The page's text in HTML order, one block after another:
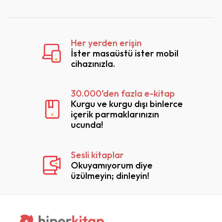
Her yerden erişin
İster masaüstü ister mobil
cihazınızla.
30.000’den fazla e-kitap
Kurgu ve kurgu dışı binlerce
içerik parmaklarınızın
ucunda!
Sesli kitaplar
Okuyamıyorum diye
üzülmeyin; dinleyin!